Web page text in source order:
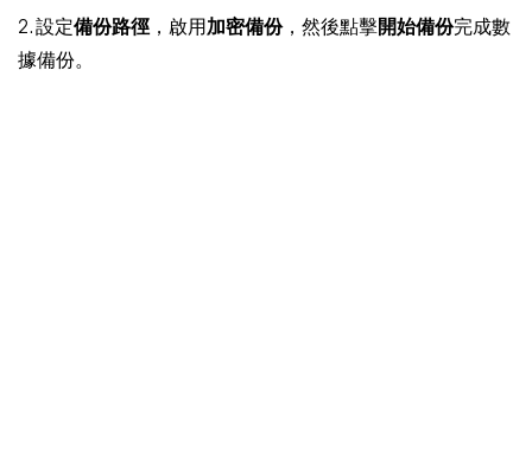
2. 設定備份路徑 ，啟用 加密備份，然後點擊開始備份完成數
據備份。